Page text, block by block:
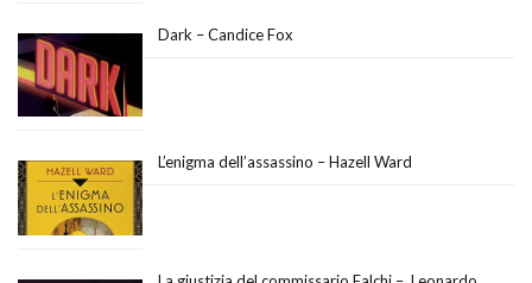
Dark – Candice Fox
L’enigma dell’assassino – Hazell Ward